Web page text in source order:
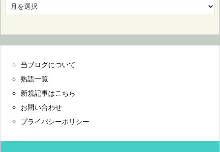
去
ら！
当ブログについて
熟語一覧
新規記事はこちら
お問い合わせ
プライバシーポリシー